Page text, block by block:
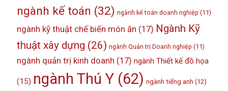
ngành kế toán (32) ngành kế toán doanh nghiệp (11)
ngành kỹ thuật chế biến món ăn (17) Ngành Kỹ
thuật xây dựng (26) ngành Quản trị Doanh nghiệp (11)
ngành quản trị kinh doanh (17) ngành Thiết kế đồ họa
(15) ngành Thú Y(62) ngành tiếng anh (12)